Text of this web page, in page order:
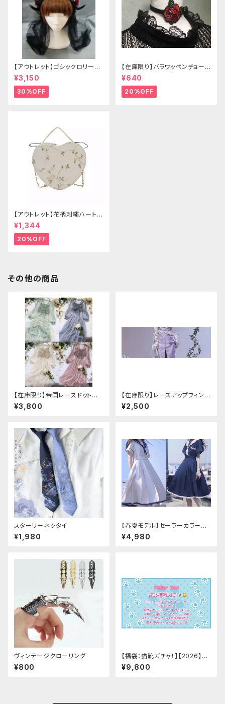
【アウトレット】ゴシックロリータ
ゴールドクラウン＆ホーン(ヴェ
ール付き)
¥3,150
30%OFF
【在庫限り】バラワッペンチョーカ
ー
¥640
20%OFF
【アウトレット】花柄刺繍ハートバ
ッグ
¥1,344
20%OFF
その他の商品
【在庫限り】帝国レースドットワ
ンピース
¥3,800
【在庫限り】レースアップフィンガ
ーレスカバー(パンクチャイナ)
¥2,500
スターリーネクタイ
¥1,980
【春夏モデル】セーラーカラープ
リーツワンピース
¥4,980
ヴィンテージクローリング
¥800
【福袋：猫靴ガチャ！】【2026】Mi
lky Rag 福袋
¥9,800